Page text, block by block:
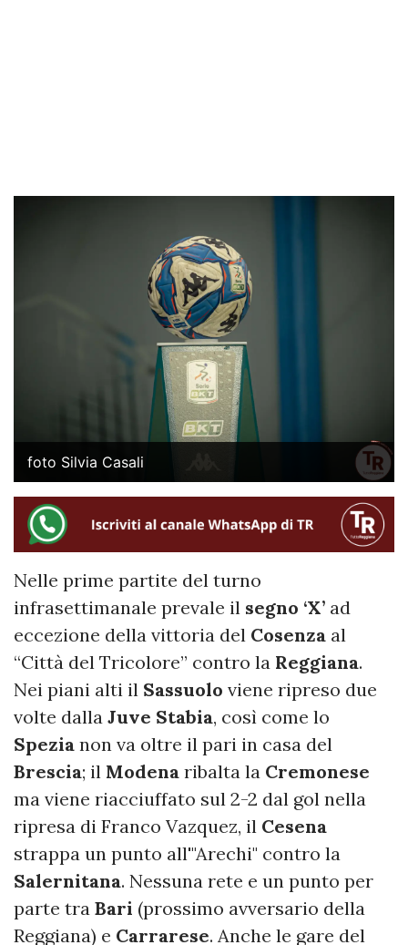
foto Silvia Casali
Nelle prime partite del turno
infrasettimanale prevale il segno ‘X’ ad
eccezione della vittoria del Cosenza al
“Città del Tricolore” contro la Reggiana.
Nei piani alti il Sassuolo viene ripreso due
volte dalla Juve Stabia, così come lo
Spezia non va oltre il pari in casa del
Brescia; il Modena ribalta la Cremonese
ma viene riacciuffato sul 2-2 dal gol nella
ripresa di Franco Vazquez, il Cesena
strappa un punto all'"Arechi" contro la
Salernitana. Nessuna rete e un punto per
parte tra Bari (prossimo avversario della
Reggiana) e Carrarese. Anche le gare del